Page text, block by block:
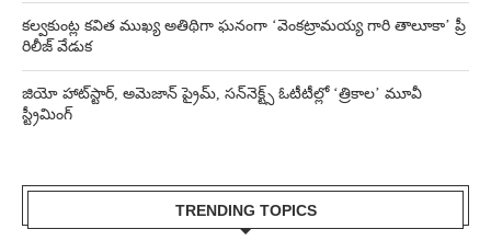
కల్వకుంట్ల కవిత ముఖ్య అతిథిగా ఘనంగా ‘వెంకట్రామయ్య గారి తాలూకా’ ప్రీ
రిలీజ్ వేడుక
జియో హాట్‌స్టార్, అమెజాన్ ప్రైమ్, సన్‌నెక్ట్స్ ఓటీటీల్లో ‘త్రికాల’ మూవీ
స్ట్రీమింగ్
TRENDING TOPICS